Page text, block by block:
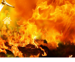
نجات سه شهروند